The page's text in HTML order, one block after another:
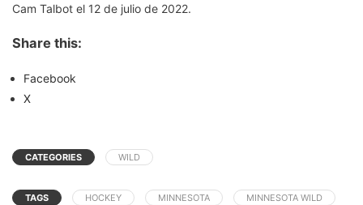
Cam Talbot el 12 de julio de 2022.
Share this:
Facebook
X
CATEGORIES WILD
TAGS HOCKEY MINNESOTA MINNESOTA WILD